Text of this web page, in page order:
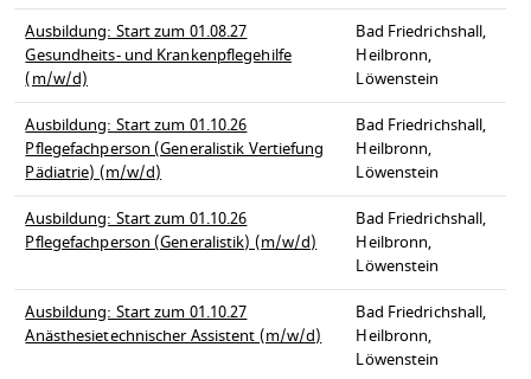
Ausbildung: Start zum 01.08.27
Gesundheits- und Krankenpflegehilfe
(m/w/d)
Bad Friedrichshall,
Heilbronn,
Löwenstein
Ausbildung: Start zum 01.10.26
Pflegefachperson (Generalistik Vertiefung
Pädiatrie) (m/w/d)
Bad Friedrichshall,
Heilbronn,
Löwenstein
Ausbildung: Start zum 01.10.26
Pflegefachperson (Generalistik) (m/w/d)
Bad Friedrichshall,
Heilbronn,
Löwenstein
Ausbildung: Start zum 01.10.27
Anästhesietechnischer Assistent (m/w/d)
Bad Friedrichshall,
Heilbronn,
Löwenstein